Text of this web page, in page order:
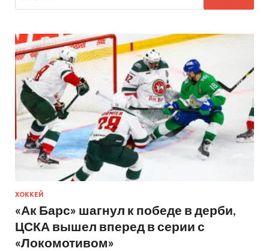
ХОККЕЙ
«Ак Барс» шагнул к победе в дерби,
ЦСКА вышел вперед в серии с
«Локомотивом»